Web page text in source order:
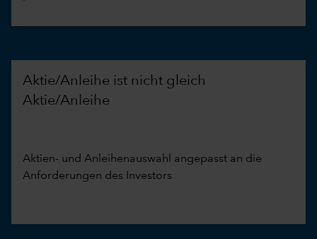
Aktie/Anleihe ist nicht gleich
Aktie/Anleihe
Aktien- und Anleihenauswahl angepasst an die
Anforderungen des Investors